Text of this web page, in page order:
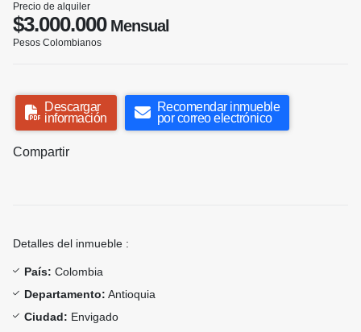
Precio de alquiler
$3.000.000Mensual
Pesos Colombianos
Descargar
información
Recomendar inmueble
por correo electrónico
Compartir
Detalles del inmueble :
País: Colombia
Departamento: Antioquia
Ciudad: Envigado